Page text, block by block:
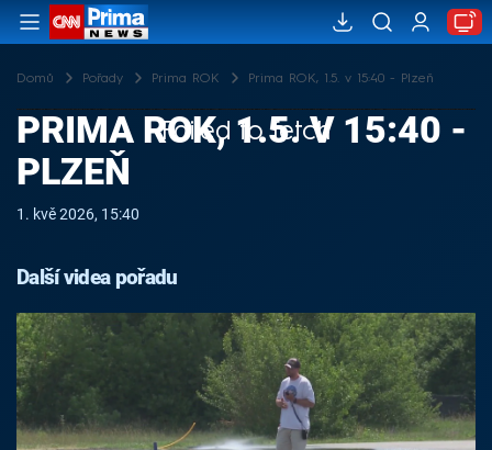
Domů Pořady Prima ROK Prima ROK, 1.5. v 15:40 - Plzeň
Failed to fetch
PRIMA ROK, 1.5. V 15:40 -
PLZEŇ
1. kvě 2026, 15:40
Další videa pořadu